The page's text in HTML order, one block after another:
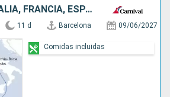
TÚNEZ, MALTA, ITALIA, FRANCIA, ESPAÑA
11 d Barcelona 09/06/2027
Comidas incluidas